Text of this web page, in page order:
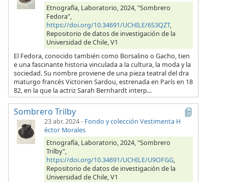
Etnografía, Laboratorio, 2024, "Sombrero
Fedora",
https://doi.org/10.34691/UCHILE/6S3QZT,
Repositorio de datos de investigación de la
Universidad de Chile, V1
El Fedora, conocido también como Borsalino o Gacho, tien
e una fascinante historia vinculada a la cultura, la moda y la
sociedad. Su nombre proviene de una pieza teatral del dra
maturgo francés Victorien Sardou, estrenada en París en 18
82, en la que la actriz Sarah Bernhardt interp...
Sombrero Trilby
23 abr. 2024- Fondo y colección Vestimenta H
éctor Morales
Etnografía, Laboratorio, 2024, "Sombrero
Trilby",
https://doi.org/10.34691/UCHILE/U9OFGG,
Repositorio de datos de investigación de la
Universidad de Chile, V1